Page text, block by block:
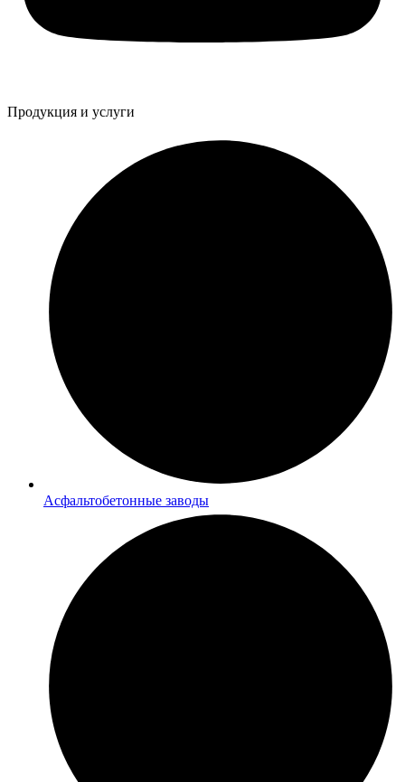
Продукция и услуги
Асфальтобетонные заводы